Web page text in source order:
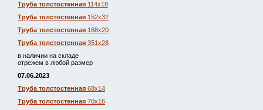
Труба толстостенная 114х18
Труба толстостенная 152х32
Труба толстостенная 168х20
Труба толстостенная 351х28
в наличии на складе
отрежем в любой размер
07.06.2023
Труба толстостенная 68х14
Труба толстостенная 70х16